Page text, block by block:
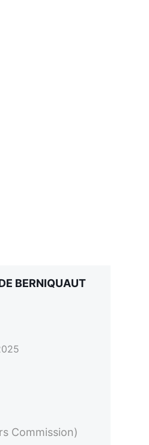
BERNIQUAUT
Commission)